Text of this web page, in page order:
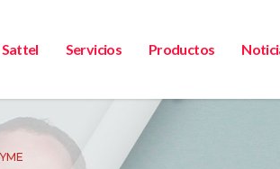
Sattel Servicios Productos